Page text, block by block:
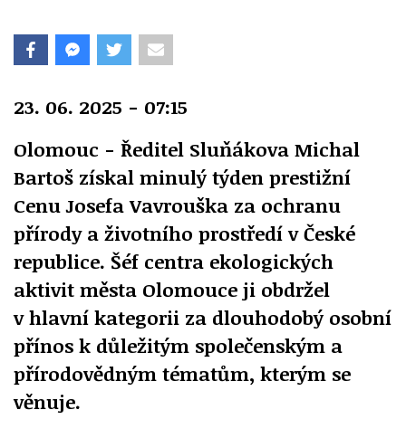
23. 06. 2025 - 07:15
Olomouc - Ředitel Sluňákova Michal
Bartoš získal minulý týden prestižní
Cenu Josefa Vavrouška za ochranu
přírody a životního prostředí v České
republice. Šéf centra ekologických
aktivit města Olomouce ji obdržel
v hlavní kategorii za dlouhodobý osobní
přínos k důležitým společenským a
přírodovědným tématům, kterým se
věnuje.